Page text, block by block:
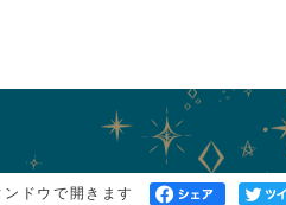
ドウで開きます